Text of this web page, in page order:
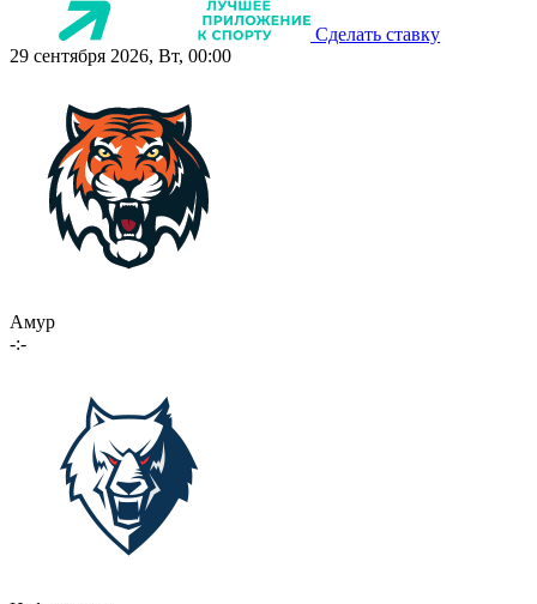
Сделать ставку
29 сентября 2026, Вт, 00:00
Амур
-:-